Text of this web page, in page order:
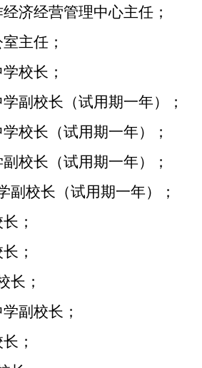
济经营管理中心主任 ；
主任 ；
校长 ；
副校长 （试用期一年）；
校长 （试用期一年）；
副校长 （试用期一年）；
副校长 （试用期一年）；
；
；
长 ；
副校长 ；
；